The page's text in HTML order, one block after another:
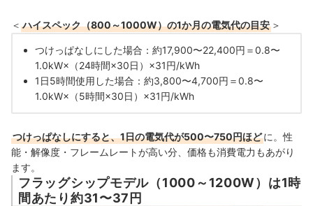
＜ ハイスペック（800～1000W）の1か月の電気代の目安 ＞
つけっぱなしにした場合：約17,900〜22,400円＝0.8〜
1.0kW×（24時間×30日）×31円/kWh
1日5時間使用した場合：約3,800〜4,700円＝0.8〜
1.0kW×（5時間×30日）×31円/kWh
つけっぱなしにすると、1日の電気代が500〜750円ほどに。性
能・解像度・フレームレートが高い分、価格も消費電力もあがり
ます。
フラッグシップモデル（1000～1200W）は1時
間あたり約31〜37円